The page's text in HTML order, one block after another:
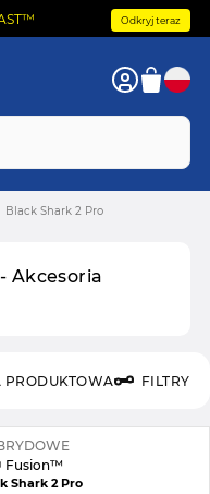
Odkryj teraz
Akcesoria
Black Shark 2 Pro
PRODUKTOWA FILTRY
Fusion™
Shark 2 Pro